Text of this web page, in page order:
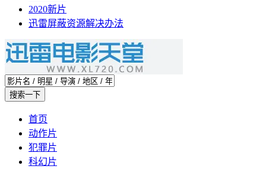
2020新片
迅雷屏蔽资源解决办法
首页
动作片
犯罪片
科幻片